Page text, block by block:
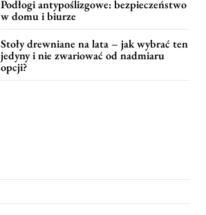
Podłogi antypoślizgowe: bezpieczeństwo
w domu i biurze
Stoły drewniane na lata – jak wybrać ten
jedyny i nie zwariować od nadmiaru
opcji?